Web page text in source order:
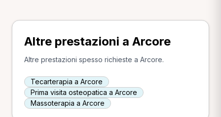
Altre prestazioni a Arcore
Altre prestazioni spesso richieste a Arcore.
Tecarterapia a Arcore
Prima visita osteopatica a Arcore
Massoterapia a Arcore